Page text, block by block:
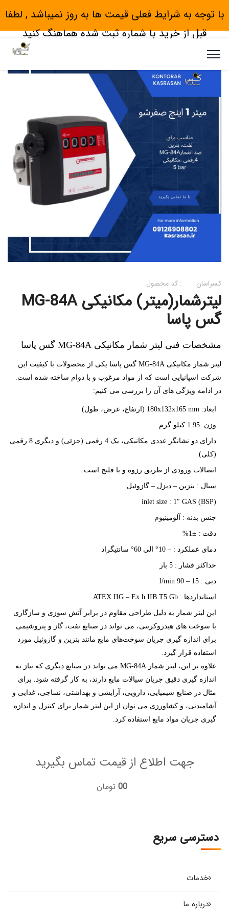
با توجه به شرایط فعلی قیمت ها به روز نمیباشد , لطفا
قبل از خرید با شماره ثبت شده هماهنگ کنید
کد محصول : کسراسان
لیترشمار(میتر) مکانیکی MG-84A
گس پاسا
مشخصات فنی لیتر شمار مکانیکی MG-84A گس پاسا
لیتر شمار مکانیکی MG-84A گس پاسا یکی از محصولات با کیفیت این
شرکت اسپانیایی است که از مواد مرغوب و با دوام ساخته شده است.
در ادامه ویژگی های آن را بررسی می کنیم:
ابعاد: 180x132x165 mm (ارتفاع، عرض، طول)
وزن: 1.95 کیلو گرم
دارای دو نشانگر عددی مکانیکی، یک 4 رقمی (جزئی) و دیگری 8 رقمی
(کلی)
اتصالات ورودی از طریق رزوه و یا فلنج است.
سیال : بنزین – دیزل – گازوئیل
inlet size : 1″ GAS (BSP)
جنس بدنه : آلومینیوم
دقت : ±1%
دمای عملکرد : – 10° الی 60° سانتیگراد
حداکثر فشار : 5 بار
دبی : 15 – 90 l/min
استانداردها : ATEX IIG – Ex h IIB T5 Gb
این لیتر شمار به دلیل طراحی مقاوم در برابر آتش سوزی و سازگاری
با سوخت های هیدروکربنی، می تواند در صنایع نفت، گاز و پتروشیمی
برای اندازه گیری جریان سوخت‌های مایع مانند بنزین و گازوئیل مورد
استفاده قرار گیرد.
علاوه بر این، لیتر شمار MG-84A می تواند در صنایع دیگری که نیاز به
اندازه گیری دقیق جریان سیالات مایع دارند، به کار گرفته شود. برای
مثال در صنایع شیمیایی، دارویی، آرایشی و بهداشتی، نساجی، غذایی و
آشامیدنی، و کشاورزی می توان از این لیتر شمار برای کنترل و اندازه
گیری جریان مواد مایع استفاده کرد.
جهت اطلاع از قیمت تماس بگیرید
00 تومان
دسترسی سریع
خدمات
درباره ما